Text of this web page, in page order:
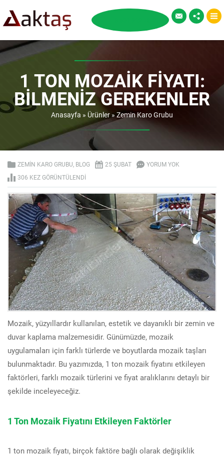
1 TON MOZAIK FIYATI:
BILMENIZ GEREKENLER
Anasayfa » Ürünler » Zemin Karo Grubu
ZEMIN KARO GRUBU BLOG 25 ŞUBAT
YORUM YOK
306 KEZ GÖRÜNTÜLENDI
Mozaik, yüzyıllardır kullanılan, estetik ve dayanıklı bir zemin ve
duvar kaplama malzemesidir. Günümüzde, mozaik
uygulamaları için farklı türlerde ve boyutlarda mozaik taşları
bulunmaktadır. Bu yazımızda, 1 ton mozaik fiyatını etkileyen
faktörleri, farklı mozaik türlerini ve fiyat aralıklarını detaylı bir
şekilde inceleyeceğiz.
1 Ton Mozaik Fiyatını Etkileyen Faktörler
1 ton mozaik fiyatı, birçok faktöre bağlı olarak değişiklik